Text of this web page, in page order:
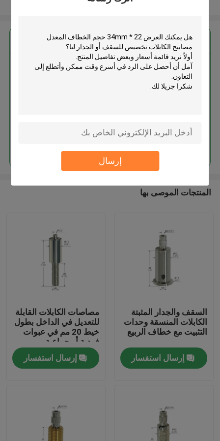
إرسال
أشرطة فيديو
احصل على افضل سعر ل
22 * 34mm حجم الخطاف المعدل
المنتجات الموصى بها
السقف والجدار المثبتة
الكابلات المنسقة وحدات
التثبيت مع خطاف الربيع
إرسال استفسار
مصاصات الكابلات القابلة
للتعديل في الداخل بطول
خيط 20 مم في عبوات
فردية أو جماعية
إرسال استفسار